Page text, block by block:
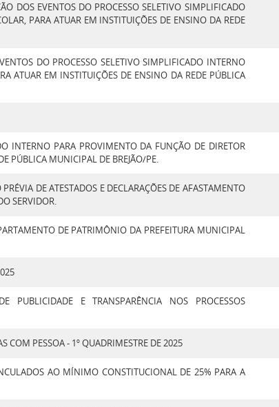
DOS EVENTOS DO PROCESSO SELETIVO SIMPLIFICADO
PARA ATUAR EM INSTITUIÇÕES DE ENSINO DA REDE
DO PROCESSO SELETIVO SIMPLIFICADO INTERNO
ATUAR EM INSTITUIÇÕES DE ENSINO DA REDE PÚBLICA
INTERNO PARA PROVIMENTO DA FUNÇÃO DE DIRETOR
PÚBLICA MUNICIPAL DE BREJÃO/PE.
DE ATESTADOS E DECLARAÇÕES DE AFASTAMENTO
SERVIDOR.
DE PATRIMÔNIO DA PREFEITURA MUNICIPAL
PUBLICIDADE E TRANSPARÊNCIA NOS PROCESSOS
COM PESSOA - 1º QUADRIMESTRE DE 2025
AO MÍNIMO CONSTITUCIONAL DE 25% PARA A